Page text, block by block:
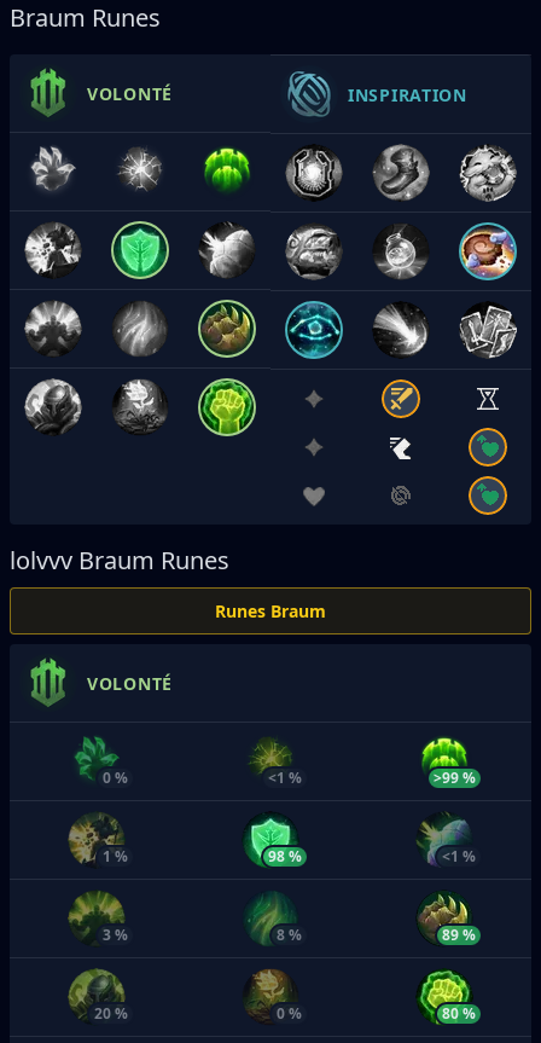
Braum Runes
VOLONTÉ INSPIRATION
lolvvv Braum Runes
Runes Braum
VOLONTÉ
0 % <1 % >99 %
1 % 98 % <1 %
3 % 8 % 89 %
20 % 0 % 80 %